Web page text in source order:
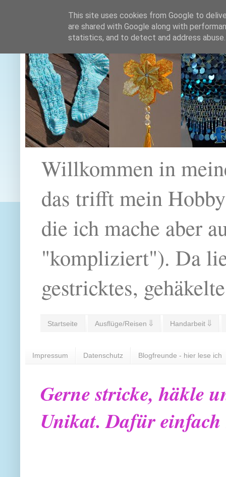
Willkommen in
das trifft mein
die ich mache aber
"kompliziert"). Da
gestricktes,
Startseite Ausflüge/Reisen ⇓ Handarbeit ⇓
Impressum Datenschutz Blogfreunde - hier lese ich
Gerne stricke, häkle
Unikat. Dafür
This site uses cookies from Google to
are shared with Google along with
statistics, and to detect and address abuse.